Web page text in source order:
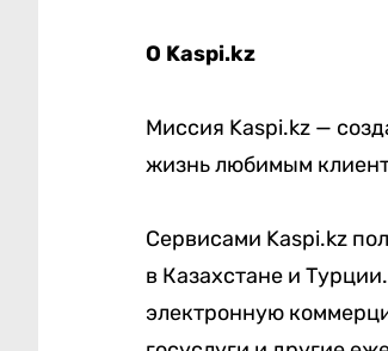
О Kaspi.kz
Миссия Kaspi.kz —
жизнь любимым
Сервисами Kaspi.kz
в Казахстане и
электронную